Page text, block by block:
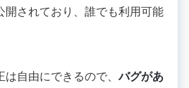
開されており、誰でも利用可能
は自由にできるので、バグがあ